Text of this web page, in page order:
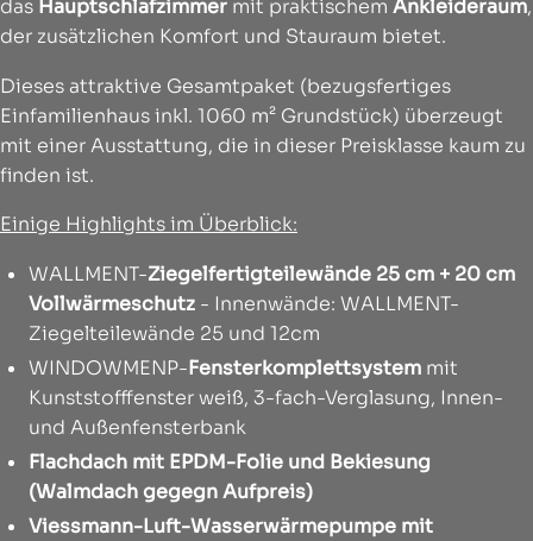
das Hauptschlafzimmer mit praktischem Ankleideraum,
der zusätzlichen Komfort und Stauraum bietet.
Dieses attraktive Gesamtpaket (bezugsfertiges
Einfamilienhaus inkl. 1060 m² Grundstück) überzeugt
mit einer Ausstattung, die in dieser Preisklasse kaum zu
finden ist.
Einige Highlights im Überblick:
WALLMENT-Ziegelfertigteilewände 25 cm + 20 cm
Vollwärmeschutz - Innenwände: WALLMENT-
Ziegelteilewände 25 und 12cm
WINDOWMENP-Fensterkomplettsystem mit
Kunststofffenster weiß, 3-fach-Verglasung, Innen-
und Außenfensterbank
Flachdach mit EPDM-Folie und Bekiesung
(Walmdach gegegn Aufpreis)
Viessmann-Luft-Wasserwärmepumpe mit